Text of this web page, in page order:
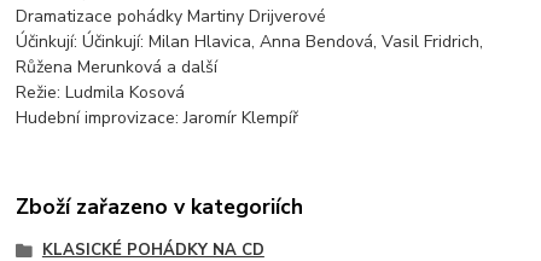
Dramatizace pohádky Martiny Drijverové
Účinkují: Účinkují: Milan Hlavica, Anna Bendová, Vasil Fridrich,
Růžena Merunková a další
Režie: Ludmila Kosová
Hudební improvizace: Jaromír Klempíř
Zboží zařazeno v kategoriích
KLASICKÉ POHÁDKY NA CD